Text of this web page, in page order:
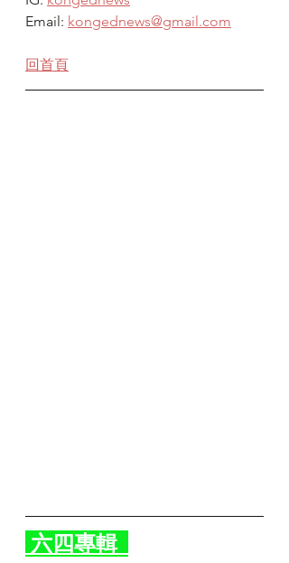
Email: kongednews@gmail.com
回首頁
六四專輯